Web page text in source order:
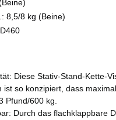
8,5/8 kg (Beine)
Diese Stativ-Stand-Kette-
ist so konzipiert, dass
Pfund/600 kg.
Durch das flachklappbare